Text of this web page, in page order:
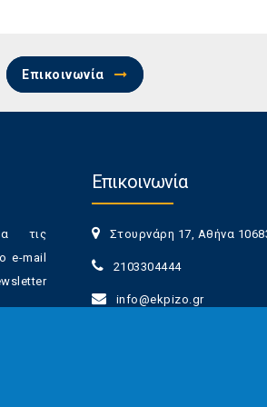
Επικοινωνία
τις
e-mail
πάσα
Επικοινωνία
Στουρνάρη 17, Αθήνα
2103304444
info@ekpizo.gr